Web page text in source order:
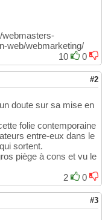
webmasters-
web/webmarketing/
10
0
#2
doute sur sa mise en
folie contemporaine
entre-eux dans le
sortent.
piège à cons et vu le
2
0
#3